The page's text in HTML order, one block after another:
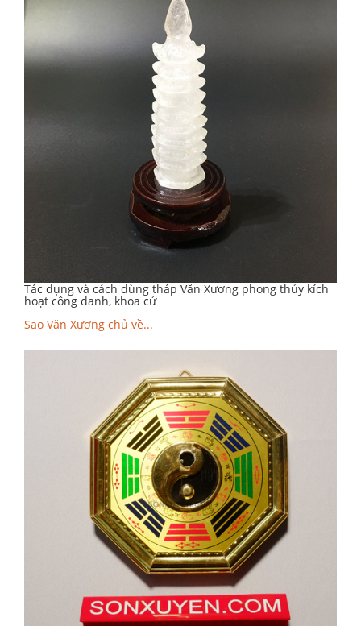
Tác dụng và cách dùng tháp Văn Xương phong thủy kích
hoạt công danh, khoa cử
Sao Văn Xương chủ về...